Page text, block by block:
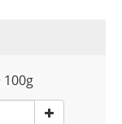
100g